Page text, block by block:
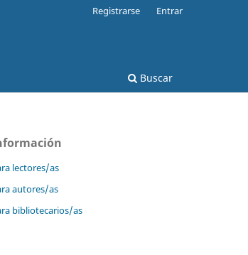
Buscar
Registrarse Entrar
lectores/as
autores/as
bibliotecarios/as